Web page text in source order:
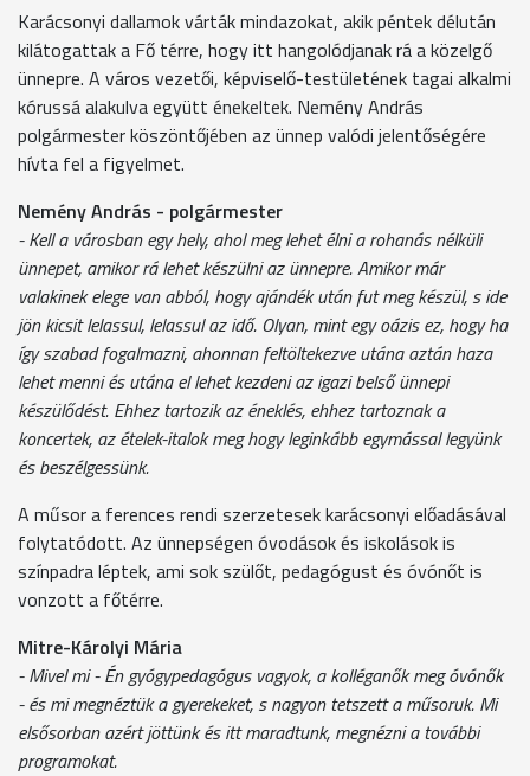
Karácsonyi dallamok várták mindazokat, akik péntek délután
kilátogattak a Fő térre, hogy itt hangolódjanak rá a közelgő
ünnepre. A város vezetői, képviselő-testületének tagai alkalmi
kórussá alakulva együtt énekeltek. Nemény András
polgármester köszöntőjében az ünnep valódi jelentőségére
hívta fel a figyelmet.
Nemény András - polgármester
- Kell a városban egy hely, ahol meg lehet élni a rohanás nélküli
ünnepet, amikor rá lehet készülni az ünnepre. Amikor már
valakinek elege van abból, hogy ajándék után fut meg készül, s ide
jön kicsit lelassul, lelassul az idő. Olyan, mint egy oázis ez, hogy ha
így szabad fogalmazni, ahonnan feltöltekezve utána aztán haza
lehet menni és utána el lehet kezdeni az igazi belső ünnepi
készülődést. Ehhez tartozik az éneklés, ehhez tartoznak a
koncertek, az ételek-italok meg hogy leginkább egymással legyünk
és beszélgessünk.
A műsor a ferences rendi szerzetesek karácsonyi előadásával
folytatódott. Az ünnepségen óvodások és iskolások is
színpadra léptek, ami sok szülőt, pedagógust és óvónőt is
vonzott a főtérre.
Mitre-Károlyi Mária
- Mivel mi - Én gyógypedagógus vagyok, a kolléganők meg óvónők
- és mi megnéztük a gyerekeket, s nagyon tetszett a műsoruk. Mi
elsősorban azért jöttünk és itt maradtunk, megnézni a további
programokat.